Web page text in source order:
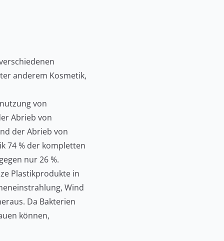
anderem Kosmetik,
von
Abrieb von
der Abrieb von
74 % der kompletten
nur 26 %.
Plastikprodukte in
Wind
Da Bakterien
können,